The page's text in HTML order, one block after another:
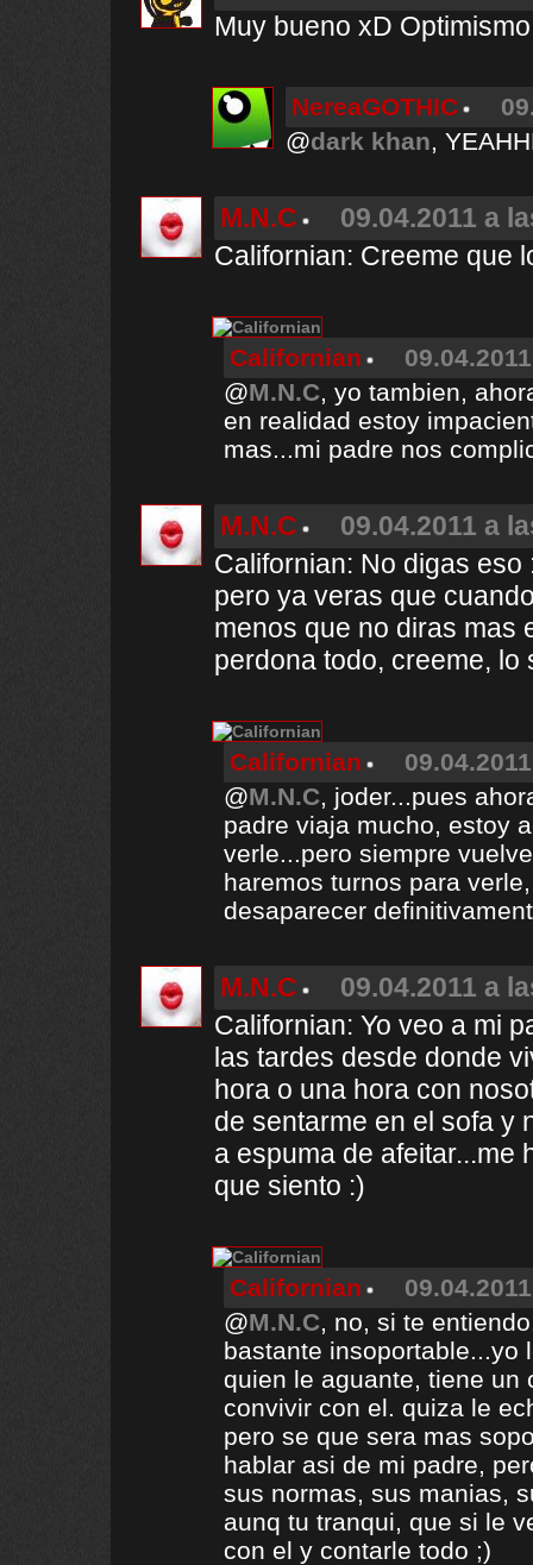
Muy bueno xD
NereaGOTHIC
@dark khan,
M.N.C
09.04.2011 a
Californian: Creeme que
Californian
@M.N.C, yo tambien,
en realidad estoy
mas...mi padre nos
M.N.C
09.04.2011 a
Californian: No digas
pero ya veras que
menos que no diras mas
perdona todo, creeme, lo
Californian
@M.N.C, joder...pues
padre viaja mucho, estoy
verle...pero siempre
haremos turnos para
desaparecer
M.N.C
09.04.2011 a
Californian: Yo veo a mi
las tardes desde donde
hora o una hora con
de sentarme en el sofa y
a espuma de afeitar...me
que siento :)
Californian
@M.N.C, no, si te
bastante insoportable...yo
quien le aguante, tiene un
convivir con el. quiza le
pero se que sera mas
hablar asi de mi padre,
sus normas, sus manias,
aunq tu tranqui, que si le
con el y contarle todo ;)